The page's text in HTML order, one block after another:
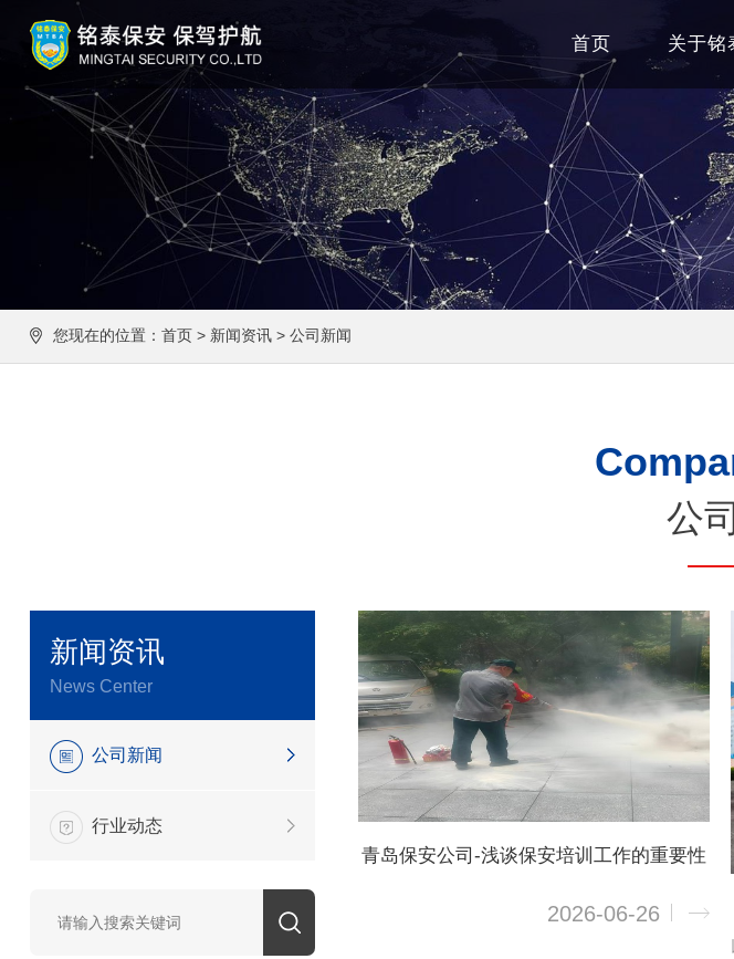
首页 关于铭
您现在的位置： 首页> 新闻资讯> 公司新闻
公
新闻资讯
News Center
公司新闻
行业动态
青岛保安公司-浅谈保安培训工作的重要性
2026-06-26